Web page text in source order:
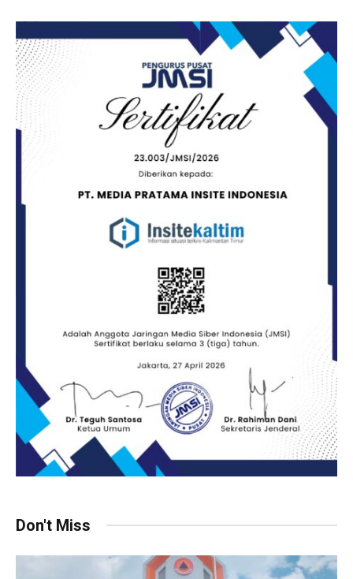
Don't Miss